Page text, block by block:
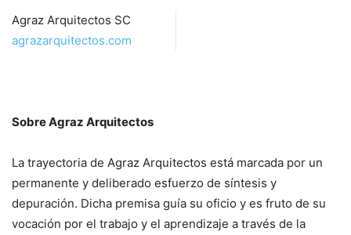
Agraz Arquitectos SC
agrazarquitectos.com
Sobre Agraz Arquitectos
La trayectoria de Agraz Arquitectos está marcada por un
permanente y deliberado esfuerzo de síntesis y
depuración. Dicha premisa guía su oficio y es fruto de su
vocación por el trabajo y el aprendizaje a través de la